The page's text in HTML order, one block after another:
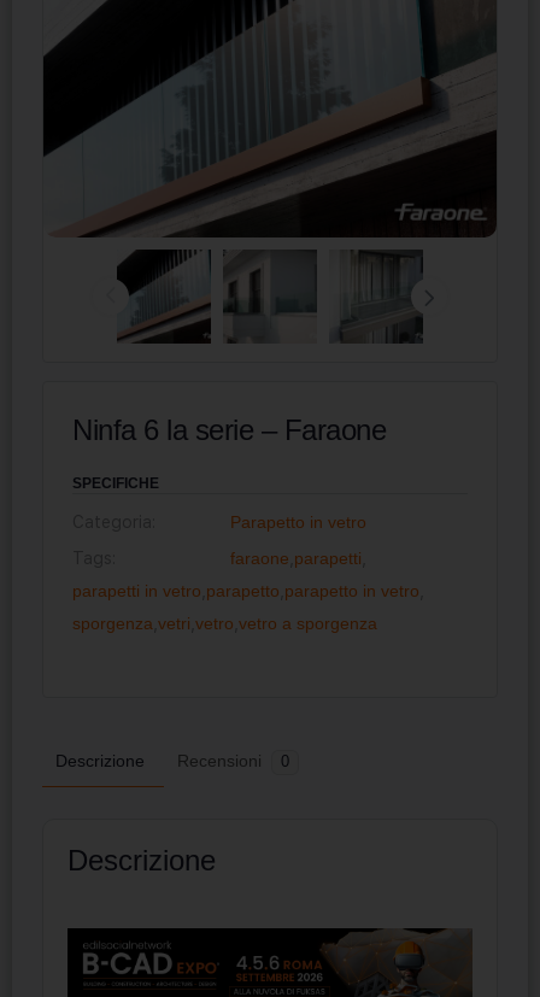
Ninfa 6 la serie – Faraone
SPECIFICHE
Parapetto in vetro
faraone parapetti
parapetti in vetro parapetto parapetto in vetro
sporgenza vetri vetro vetro a sporgenza
Descrizione Recensioni 0
Descrizione